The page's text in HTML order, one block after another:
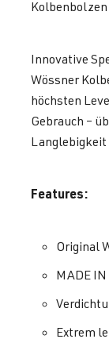
Kolbenbolzen
Innovative
Wössner
höchsten
Gebrauch –
Langlebigkeit
Features:
Original
MADE
Extrem